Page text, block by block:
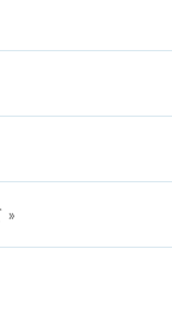
»